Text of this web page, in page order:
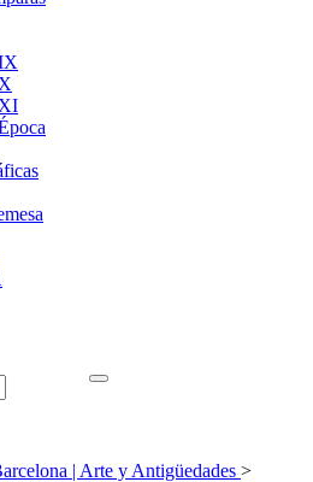
| Arte y Antigüedades >